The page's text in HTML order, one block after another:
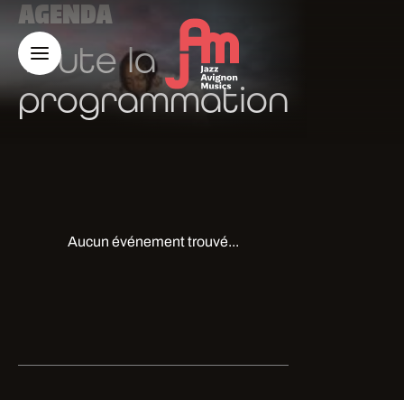
AGENDA
Toute la
programmation
Aucun événement trouvé...